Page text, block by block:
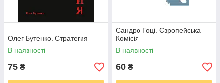
Олег Бутенко. Стратегия
В наявності
75 ₴
Сандро Гоці. Європейська
Комісія
В наявності
60 ₴